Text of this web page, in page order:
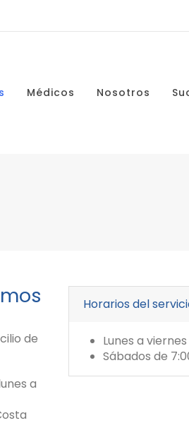
Médicos Nosotros
de
a
Horarios del
Lunes a
Sábados de